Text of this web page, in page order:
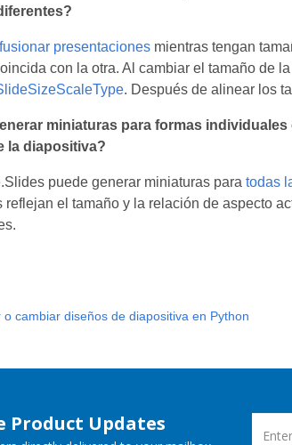
fusionar presentacionesmientras tengan
con la otra. Al cambiar el tamaño de
. Después de alinear los
miniaturas para formas
la diapositiva?
puede generar miniaturas para todas
reflejan el tamaño y la relación de aspecto
o cambiar diseños de diapositiva en Python
Product Updates